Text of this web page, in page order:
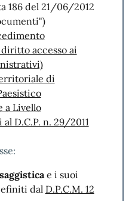
sono state
le seguenti azioni
“customer
di azioni
a disposizione dei
datati e
per migliorare
186 del 21/06/2012
accesso ai
di
a Livello
D.C.P. n. 29/2011
e i suoi
dal D.P.C.M. 12